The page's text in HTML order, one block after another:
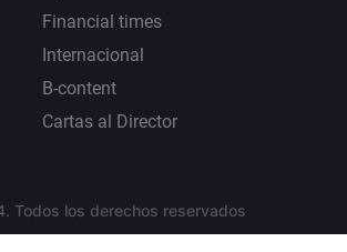
Financial times
Internacional
B-content
Cartas al Director
Todos los derechos reservados